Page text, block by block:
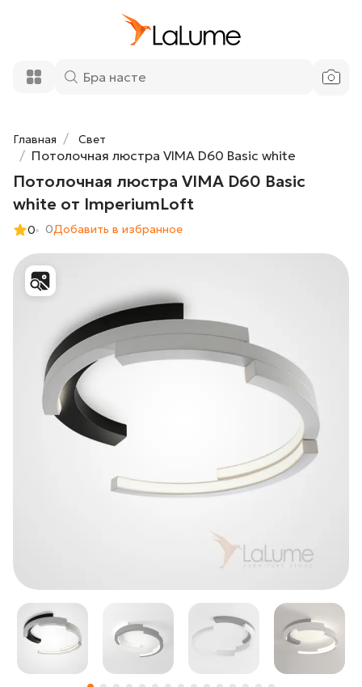
Главная Свет
Потолочная люстра VIMA D60 Basic white
Потолочная люстра VIMA D60 Basic
white от ImperiumLoft
0 0Добавить в избранное
white от ImperiumLoft